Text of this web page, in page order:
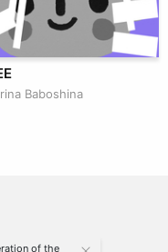
Baboshina
of the